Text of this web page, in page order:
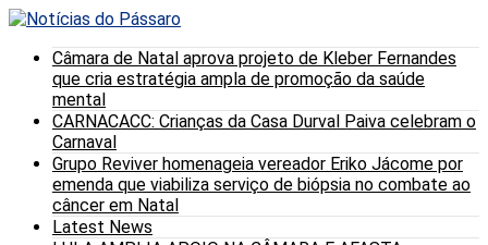
Câmara de Natal aprova projeto de Kleber Fernandes
que cria estratégia ampla de promoção da saúde
mental
CARNACACC: Crianças da Casa Durval Paiva celebram o
Carnaval
Grupo Reviver homenageia vereador Eriko Jácome por
emenda que viabiliza serviço de biópsia no combate ao
câncer em Natal
Latest News